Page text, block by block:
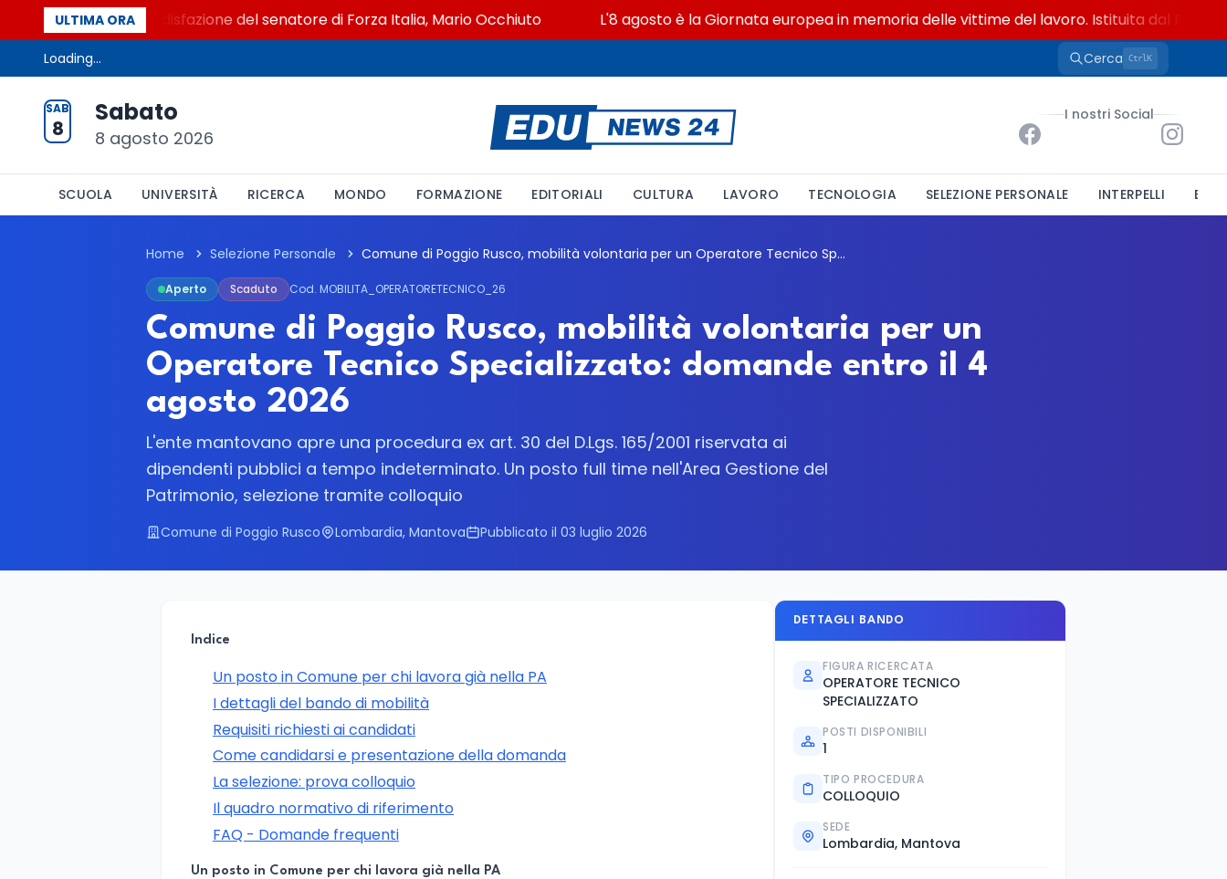
ULTIMA ORA
Senato. La soddisfazione del senatore di Forza Italia, Mario Occhiuto L'8 agosto è la Giornata europea in memoria delle vittime del lavoro. Istituita dal
Loading... Cerca CtrlK
SAB
8
Sabato
8 agosto 2026
I nostri Social
SCUOLA UNIVERSITÀ RICERCA MONDO FORMAZIONE EDITORIALI CULTURA LAVORO TECNOLOGIA SELEZIONE PERSONALE INTERPELLI
Home Selezione Personale Comune di Poggio Rusco, mobilità volontaria per un Operatore Tecnico Specializzato: domande entro il 4 agosto 2026
Aperto Scaduto Cod. MOBILITA_OPERATORETECNICO_26
Comune di Poggio Rusco, mobilità volontaria per un
Operatore Tecnico Specializzato: domande entro il 4
agosto 2026
L'ente mantovano apre una procedura ex art. 30 del D.Lgs. 165/2001 riservata ai
dipendenti pubblici a tempo indeterminato. Un posto full time nell'Area Gestione del
Patrimonio, selezione tramite colloquio
Comune di Poggio Rusco Lombardia, Mantova Pubblicato il 03 luglio 2026
Indice
Un posto in Comune per chi lavora già nella PA
I dettagli del bando di mobilità
Requisiti richiesti ai candidati
Come candidarsi e presentazione della domanda
La selezione: prova colloquio
Il quadro normativo di riferimento
FAQ - Domande frequenti
Un posto in Comune per chi lavora già nella PA
DETTAGLI BANDO
FIGURA RICERCATA
OPERATORE TECNICO
SPECIALIZZATO
POSTI DISPONIBILI
1
TIPO PROCEDURA
COLLOQUIO
SEDE
Lombardia, Mantova